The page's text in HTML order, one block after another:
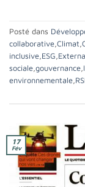
Posté dans
collaborative Climat
inclusive ESG
sociale gouvernance
environnementale
17
Fév